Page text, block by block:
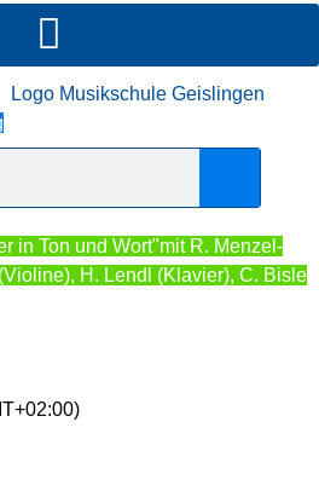
in Ton und Wort"mit R. Menzel-
H. Lendl (Klavier), C. Bisle